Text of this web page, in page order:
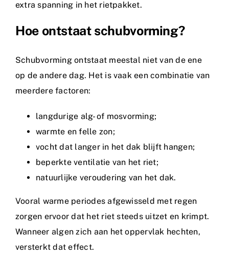
extra spanning in het rietpakket.
Hoe ontstaat schubvorming?
Schubvorming ontstaat meestal niet van de ene
op de andere dag. Het is vaak een combinatie van
meerdere factoren:
langdurige alg- of mosvorming;
warmte en felle zon;
vocht dat langer in het dak blijft hangen;
beperkte ventilatie van het riet;
natuurlijke veroudering van het dak.
Vooral warme periodes afgewisseld met regen
zorgen ervoor dat het riet steeds uitzet en krimpt.
Wanneer algen zich aan het oppervlak hechten,
versterkt dat effect.